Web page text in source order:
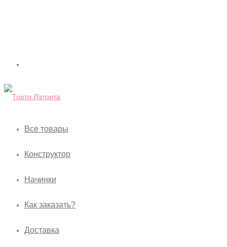
Все товары
Конструктор
Начинки
Как заказать?
Доставка